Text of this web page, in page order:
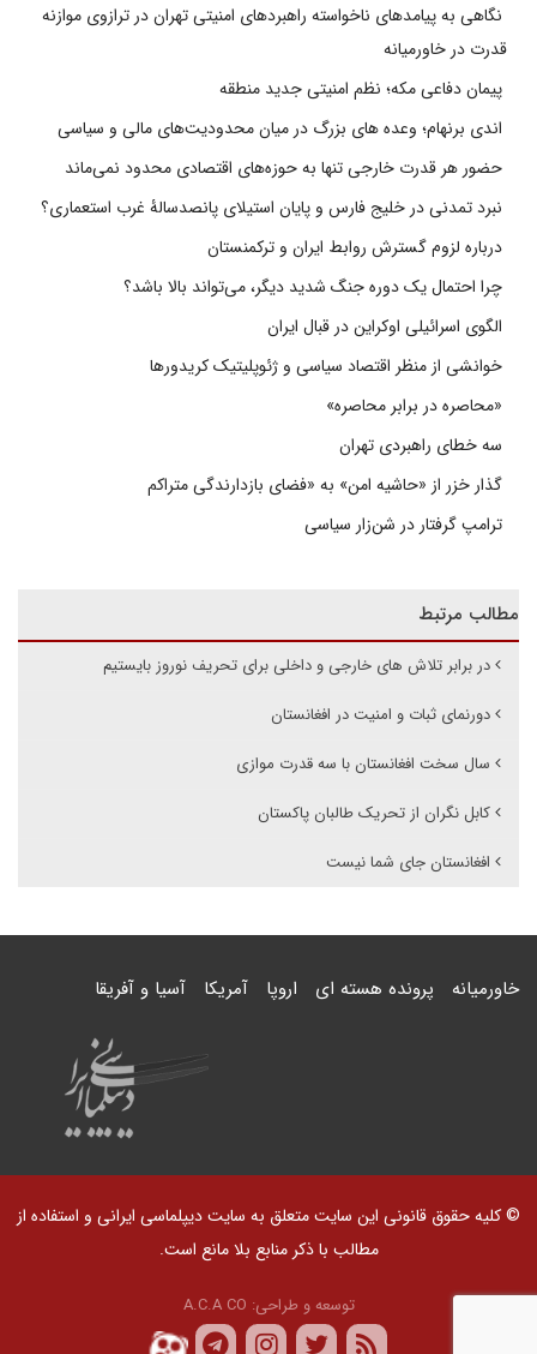
نگاهی به پیامدهای ناخواسته راهبردهای امنیتی تهران در ترازوی موازنه
قدرت در خاورمیانه
پیمان دفاعی مکه؛ نظم امنیتی جدید منطقه
اندی برنهام؛ وعده های بزرگ در میان محدودیت‌های مالی و سیاسی
حضور هر قدرت خارجی تنها به حوزه‌های اقتصادی محدود نمی‌ماند
نبرد تمدنی در خلیج فارس و پایان استیلای پانصدسالۀ غرب استعماری؟
درباره لزوم گسترش روابط ایران و ترکمنستان
چرا احتمال یک دوره جنگ شدید دیگر، می‌تواند بالا باشد؟
الگوی اسرائیلی اوکراین در قبال ایران
خوانشی از منظر اقتصاد سیاسی و ژئوپلیتیک کریدورها
«محاصره در برابر محاصره»
سه خطای راهبردی تهران
گذار خزر از «حاشیه امن» به «فضای بازدارندگی متراکم
ترامپ گرفتار در شن‌زار سیاسی
مطالب مرتبط
در برابر تلاش های خارجی و داخلی برای تحریف نوروز بایستیم
دورنمای ثبات و امنیت در افغانستان
سال سخت افغانستان با سه قدرت موازی
کابل نگران از تحریک طالبان پاکستان
افغانستان جای شما نیست
خاورمیانه پرونده هسته ای اروپا آمریکا آسیا و آفریقا
© کلیه حقوق قانونی این سایت متعلق به سایت دیپلماسی ایرانی و استفاده از
مطالب با ذکر منابع بلا مانع است.
توسعه و طراحی: A.C.A CO